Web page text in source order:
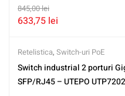
845,00lei
633,75 lei
Retelistica, Switch-uri PoE
Switch industrial 2 porturi
SFP/RJ45 – UTEPO